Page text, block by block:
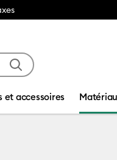
et accessoires